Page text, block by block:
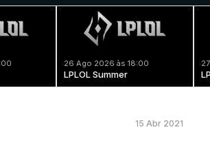
26 Ago 2026 às 18:00
LPLOL Summer
15 Abr 2021